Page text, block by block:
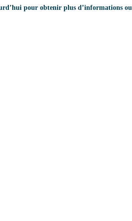
pour obtenir plus d’informations